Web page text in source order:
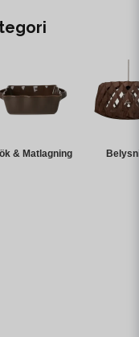
& Matlagning